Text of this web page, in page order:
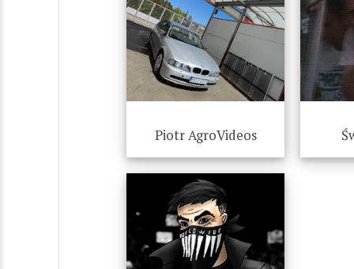
Piotr AgroVideos